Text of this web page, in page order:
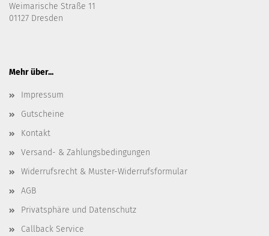
Weimarische Straße 11
01127 Dresden
Mehr über...
Impressum
Gutscheine
Kontakt
Versand- & Zahlungsbedingungen
Widerrufsrecht & Muster-Widerrufsformular
AGB
Privatsphäre und Datenschutz
Callback Service